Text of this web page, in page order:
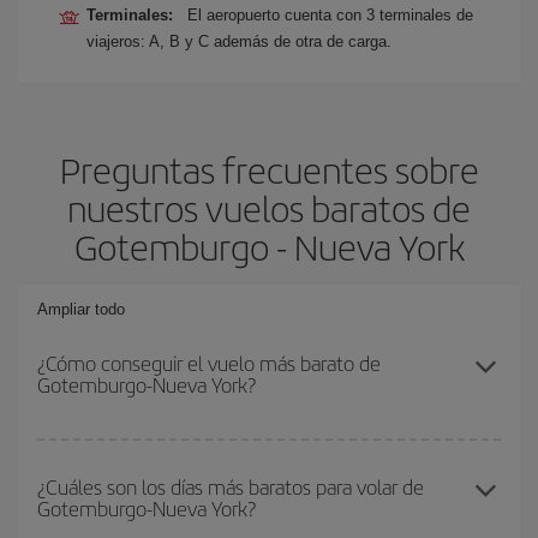
Terminales:
El aeropuerto cuenta con 3 terminales de
viajeros: A, B y C además de otra de carga.
Preguntas frecuentes sobre
nuestros vuelos baratos de
Gotemburgo - Nueva York
Ampliar todo
¿Cómo conseguir el vuelo más barato de
Gotemburgo-Nueva York?
dest y conseguir el vuelo más barato si evitas temporadas altas,
compras con antelación y puedes ser flexible con las fechas y
¿Cuáles son los días más baratos para volar de
Gotemburgo-Nueva York?